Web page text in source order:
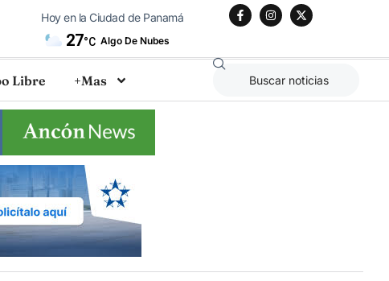
Hoy en la Ciudad de Panamá
27°C Algo De Nubes
Libre +Mas